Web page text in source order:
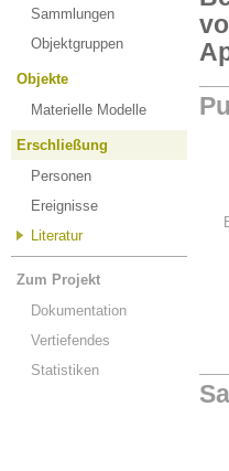
Sammlungen
Objektgruppen
Objekte
Materielle Modelle
Erschließung
Personen
Ereignisse
Literatur
Zum Projekt
Dokumentation
Vertiefendes
Statistiken